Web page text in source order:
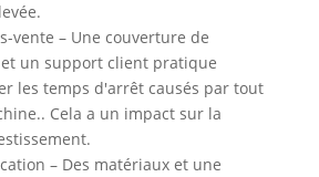
vente – Une couverture de
un support client pratique
les temps d'arrêt causés par tout
Cela a un impact sur la
– Des matériaux et une